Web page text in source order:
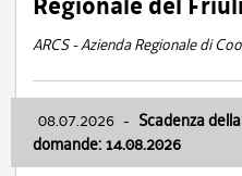
ARCS - Azienda Regionale di
08.07.2026 - Scadenza
domande: 14.08.2026